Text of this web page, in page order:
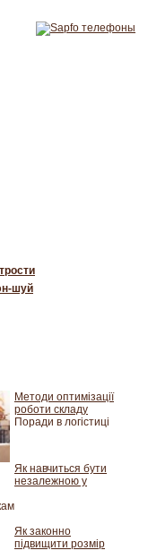
шуй
Методи оптимізації
роботи складу
Поради в логістиці
Як навчиться бути
незалежною у
Як законно
підвищити розмір